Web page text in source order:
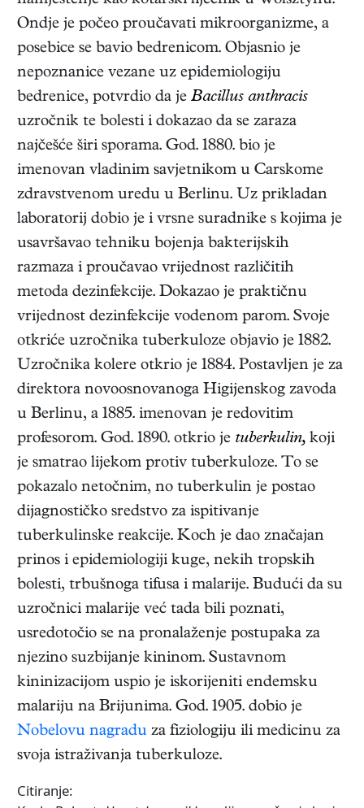
Ondje je počeo proučavati mikroorganizme, a
posebice se bavio bedrenicom. Objasnio je
nepoznanice vezane uz epidemiologiju
bedrenice, potvrdio da je Bacillus anthracis
uzročnik te bolesti i dokazao da se zaraza
najčešće širi sporama. God. 1880. bio je
imenovan vladinim savjetnikom u Carskome
zdravstvenom uredu u Berlinu. Uz prikladan
laboratorij dobio je i vrsne suradnike s kojima je
usavršavao tehniku bojenja bakterijskih
razmaza i proučavao vrijednost različitih
metoda dezinfekcije. Dokazao je praktičnu
vrijednost dezinfekcije vodenom parom. Svoje
otkriće uzročnika tuberkuloze objavio je 1882.
Uzročnika kolere otkrio je 1884. Postavljen je za
direktora novoosnovanoga Higijenskog zavoda
u Berlinu, a 1885. imenovan je redovitim
profesorom. God. 1890. otkrio je tuberkulin, koji
je smatrao lijekom protiv tuberkuloze. To se
pokazalo netočnim, no tuberkulin je postao
dijagnostičko sredstvo za ispitivanje
tuberkulinske reakcije. Koch je dao značajan
prinos i epidemiologiji kuge, nekih tropskih
bolesti, trbušnoga tifusa i malarije. Budući da su
uzročnici malarije već tada bili poznati,
usredotočio se na pronalaženje postupaka za
njezino suzbijanje kininom. Sustavnom
kininizacijom uspio je iskorijeniti endemsku
malariju na Brijunima. God. 1905. dobio je
Nobelovu nagradu za fiziologiju ili medicinu za
svoja istraživanja tuberkuloze.
Citiranje: